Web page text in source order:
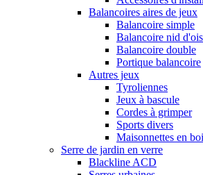
Balancoires aires de jeux
Balancoire simple
Balancoire nid
Balancoire double
Portique balancoire
Autres jeux
Tyroliennes
Jeux à bascule
Cordes à grimper
Sports divers
Maisonnettes en
Serre de jardin en verre
Blackline ACD